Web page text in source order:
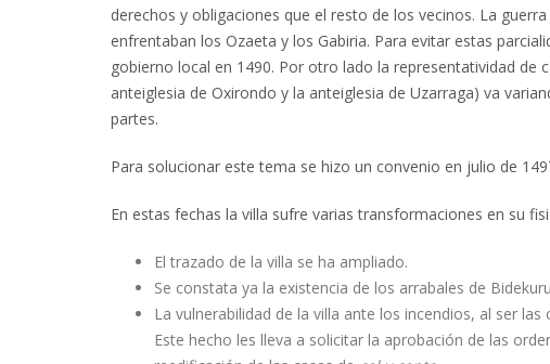
derechos y obligaciones que el resto de los vecinos. La
enfrentaban los Ozaeta y los Gabiria. Para evitar estas
gobierno local en 1490. Por otro lado la representatividad de
anteiglesia de Oxirondo y la anteiglesia de Uzarraga) va
partes.
Para solucionar este tema se hizo un convenio en julio de
En estas fechas la villa sufre varias transformaciones en su
El trazado de la villa se ha ampliado.
Se constata ya la existencia de los arrabales de
La vulnerabilidad de la villa ante los incendios, al ser
Este hecho les lleva a solicitar la aprobación de las